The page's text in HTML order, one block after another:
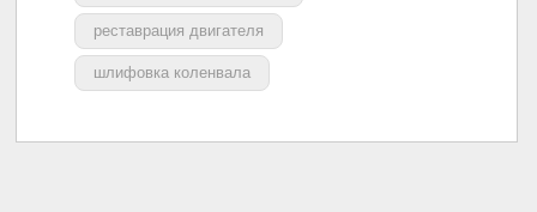
реставрация двигателя
шлифовка коленвала